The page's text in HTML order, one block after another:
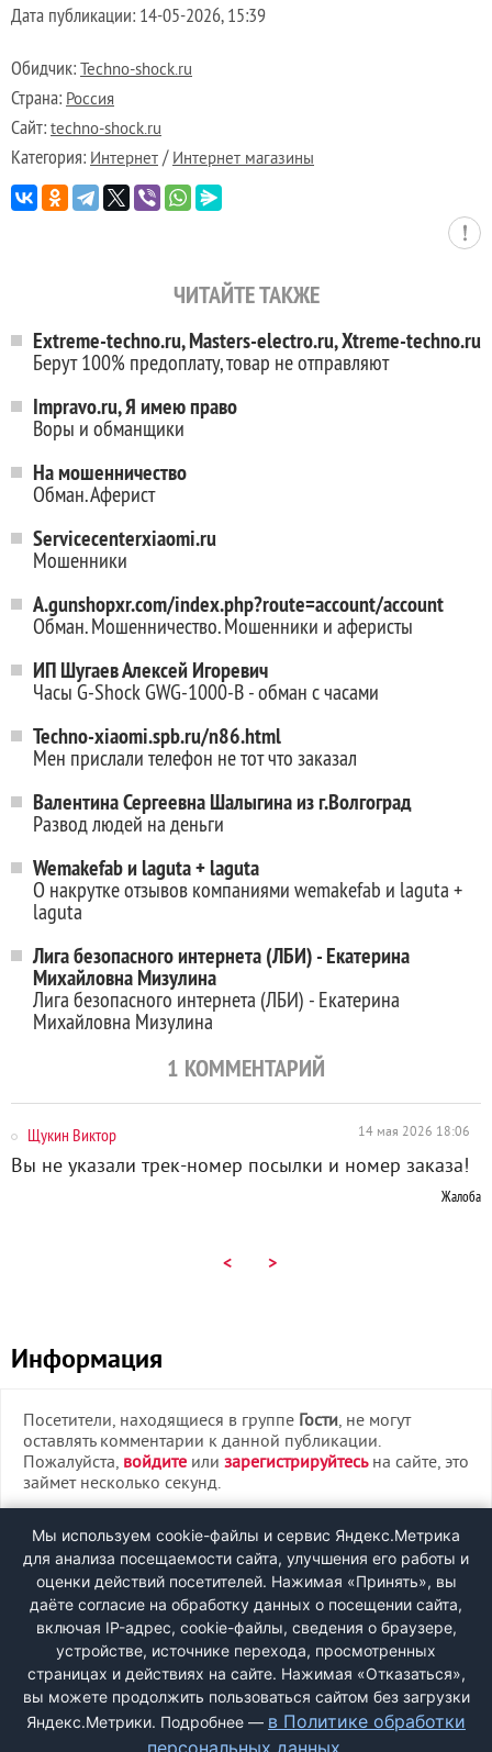
Дата публикации: 14-05-2026, 15:39
Обидчик: Techno-shock.ru
Страна: Россия
Сайт: techno-shock.ru
Категория: Интернет /Интернет магазины
ЧИТАЙТЕ ТАКЖЕ
Extreme-techno.ru, Masters-electro.ru, Xtreme-techno.ru
Берут 100% предоплату, товар не отправляют
Impravo.ru, Я имею право
Воры и обманщики
На мошенничество
Обман. Аферист
Servicecenterxiaomi.ru
Мошенники
A.gunshopxr.com/index.php?route=account/account
Обман. Мошенничество. Мошенники и аферисты
ИП Шугаев Алексей Игоревич
Часы G-Shock GWG-1000-B - обман с часами
Techno-xiaomi.spb.ru/n86.html
Мен прислали телефон не тот что заказал
Валентина Сергеевна Шалыгина из г.Волгоград
Развод людей на деньги
Wemakefab и laguta + laguta
О накрутке отзывов компаниями wemakefab и laguta +
laguta
Лига безопасного интернета (ЛБИ) - Екатерина
Михайловна Мизулина
Лига безопасного интернета (ЛБИ) - Екатерина
Михайловна Мизулина
1 КОММЕНТАРИЙ
Щукин Виктор 14 мая 2026 18:06
Вы не указали трек-номер посылки и номер заказа!
Жалоба
< >
Информация
Посетители, находящиеся в группе Гости, не могут
оставлять комментарии к данной публикации.
Пожалуйста, войдите или зарегистрируйтесьна сайте, это
займет несколько секунд.
ВХОД
РЕГИСТРАЦИЯ
Быстрая регистрациячерез соцсети:
Мы используем cookie-файлы и сервис Яндекс.Метрика
для анализа посещаемости сайта, улучшения его работы и
оценки действий посетителей. Нажимая «Принять», вы
даёте согласие на обработку данных о посещении сайта,
включая IP-адрес, cookie-файлы, сведения о браузере,
устройстве, источнике перехода, просмотренных
страницах и действиях на сайте. Нажимая «Отказаться»,
вы можете продолжить пользоваться сайтом без загрузки
Яндекс.Метрики. Подробнее — в Политике обработки
персональных данных